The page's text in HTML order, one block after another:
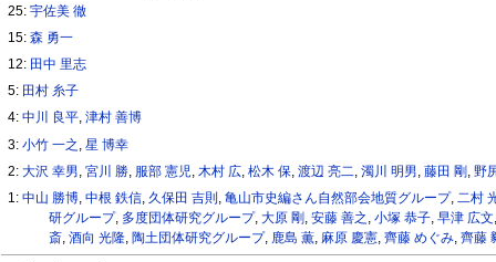
25:宇佐美 徹
15:森 勇一
12: 田中 里志
5: 田村 糸子
4:中川 良平,津村 善博
3:小竹 一之 ,星 博幸
2:大沢 幸男 ,宮川 勝 服部 憲児 木村 広 ,松木 保 ,渡辺 亮二 ,濁川 明男 ,藤田 剛 ,野
1:中山 勝博 ,中根 鉄信 久保田 吉則 ,亀山市史編さん自然部会地質グループ, 二村
研グループ, 多度団体研究グループ, 大原 剛, 安藤 善之 小塚 恭子, 早津 広文
斎, 酒向 光隆, 陶土団体研究グループ, 鹿島 薫, 麻原 慶憲, 齊藤 めぐみ, 齊藤